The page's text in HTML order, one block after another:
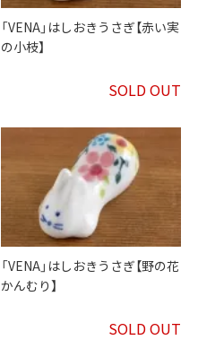
「VENA」はしおきうさぎ【赤い実
の小枝】
SOLD OUT
「VENA」はしおきうさぎ【野の花
かんむり】
SOLD OUT